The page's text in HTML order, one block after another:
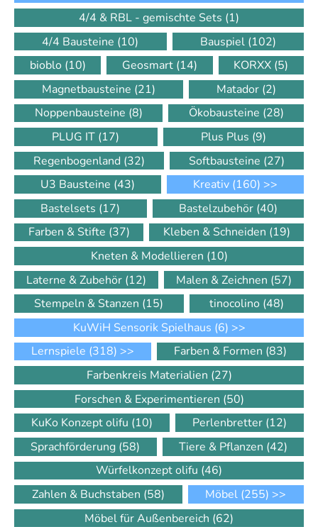
4/4 & RBL - gemischte Sets (1)
4/4 Bausteine (10) Bauspiel (102)
bioblo (10) Geosmart (14) KORXX (5)
Magnetbausteine (21) Matador (2)
Noppenbausteine (8) Ökobausteine (28)
PLUG IT (17) Plus Plus (9)
Regenbogenland (32) Softbausteine (27)
U3 Bausteine (43) Kreativ (160) >>
Bastelsets (17) Bastelzubehör (40)
Farben & Stifte (37) Kleben & Schneiden (19)
Kneten & Modellieren (10)
Laterne & Zubehör (12) Malen & Zeichnen (57)
Stempeln & Stanzen (15) tinocolino (48)
KuWiH Sensorik Spielhaus (6) >>
Lernspiele (318) >> Farben & Formen (83)
Farbenkreis Materialien (27)
Forschen & Experimentieren (50)
KuKo Konzept olifu (10) Perlenbretter (12)
Sprachförderung (58) Tiere & Pflanzen (42)
Würfelkonzept olifu (46)
Zahlen & Buchstaben (58) Möbel (255) >>
Möbel für Außenbereich (62)